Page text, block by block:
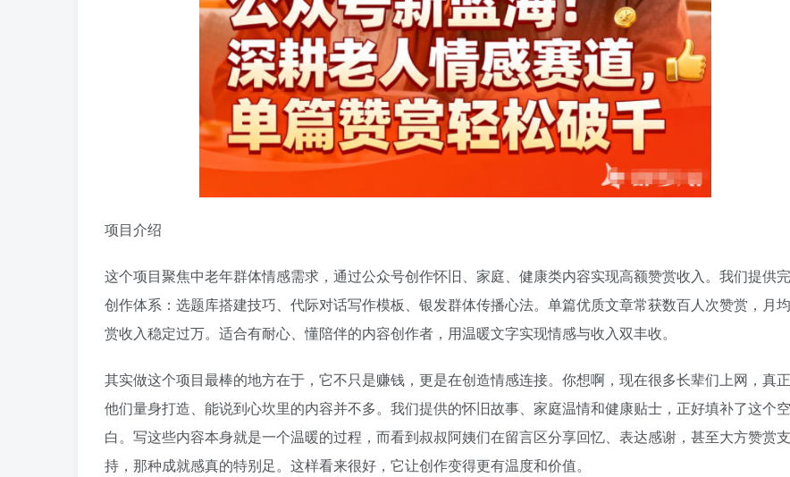
项目介绍
这个项目聚焦中老年群体情感需求，通过公众号创作怀旧、家庭、健康类内容实现高额赞赏收入。我们提供
创作体系：选题库搭建技巧、代际对话写作模板、银发群体传播心法。单篇优质文章常获数百人次赞赏，月
赏收入稳定过万。适合有耐心、懂陪伴的内容创作者，用温暖文字实现情感与收入双丰收。
其实做这个项目最棒的地方在于，它不只是赚钱，更是在创造情感连接。你想啊，现在很多长辈们上网，真
他们量身打造、能说到心坎里的内容并不多。我们提供的怀旧故事、家庭温情和健康贴士，正好填补了这个空
白。写这些内容本身就是一个温暖的过程，而看到叔叔阿姨们在留言区分享回忆、表达感谢，甚至大方赞赏支
持，那种成就感真的特别足。这样看来很好，它让创作变得更有温度和价值。